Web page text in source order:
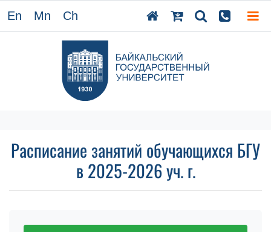
En Mn Ch
Расписание занятий обучающихся БГУ
в 2025-2026 уч. г.